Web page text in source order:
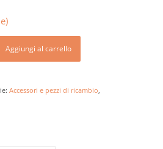
Aggiungi al carrello
Accessori e pezzi di ricambio,